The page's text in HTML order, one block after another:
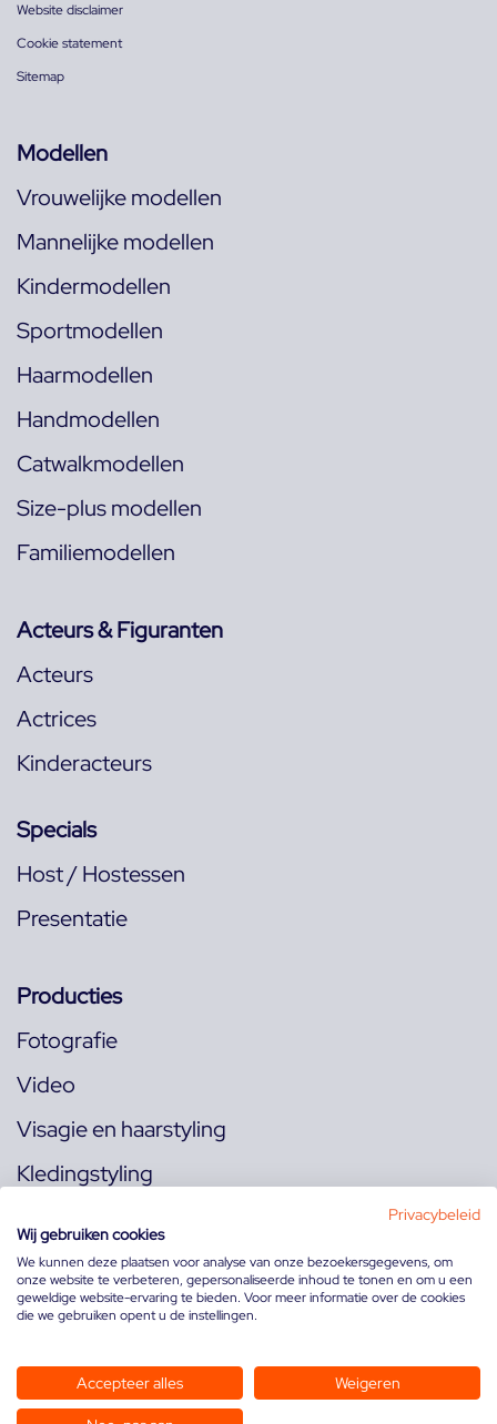
Website disclaimer
Cookie statement
Sitemap
Modellen
Vrouwelijke modellen
Mannelijke modellen
Kindermodellen
Sportmodellen
Haarmodellen
Handmodellen
Catwalkmodellen
Size-plus modellen
Familiemodellen
Acteurs & Figuranten
Acteurs
Actrices
Kinderacteurs
Specials
Host / Hostessen
Presentatie
Producties
Fotografie
Video
Visagie en haarstyling
Kledingstyling
Volg ons op:
Privacybeleid
Wij gebruiken cookies
We kunnen deze plaatsen voor analyse van onze bezoekersgegevens, om
onze website te verbeteren, gepersonaliseerde inhoud te tonen en om u een
geweldige website-ervaring te bieden. Voor meer informatie over de cookies
die we gebruiken opent u de instellingen.
Accepteer alles Weigeren